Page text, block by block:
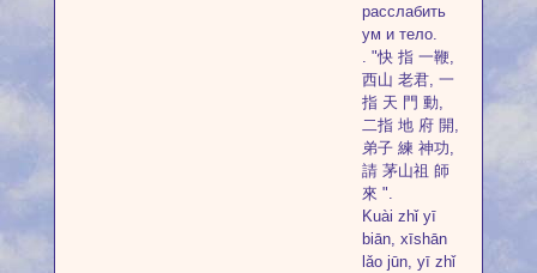
расслабить
ум и тело.
. "快 指 一鞭,
西山 老君, 一
指 天 門 動,
二指 地 府 開,
弟子 練 神功,
請 茅山祖 師
來 ".
Kuài zhǐ yī
biān, xīshān
lǎo jūn, yī zhǐ